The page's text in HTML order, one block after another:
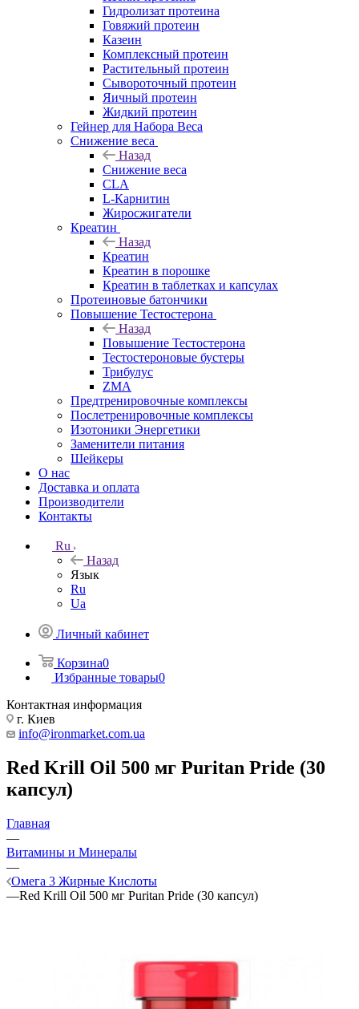
Гидролизат протеина
Говяжий протеин
Казеин
Комплексный протеин
Растительный протеин
Сывороточный протеин
Яичный протеин
Жидкий протеин
Гейнер для Набора Веса
Снижение веса
Назад
Снижение веса
CLA
L-Карнитин
Жиросжигатели
Креатин
Назад
Креатин
Креатин в порошке
Креатин в таблетках и капсулах
Протеиновые батончики
Повышение Тестостерона
Назад
Повышение Тестостерона
Тестостероновые бустеры
Трибулус
ZMA
Предтренировочные комплексы
Послетренировочные комплексы
Изотоники Энергетики
Заменители питания
Шейкеры
О нас
Доставка и оплата
Производители
Контакты
Ru
Назад
Язык
Ru
Ua
Личный кабинет
Корзина0
Избранные товары0
Контактная информация
г. Киев
info@ironmarket.com.ua
Red Krill Oil 500 мг Puritan Pride (30
капсул)
Главная
—
Витамины и Минералы
—
Омега 3 Жирные Кислоты
—Red Krill Oil 500 мг Puritan Pride (30 капсул)